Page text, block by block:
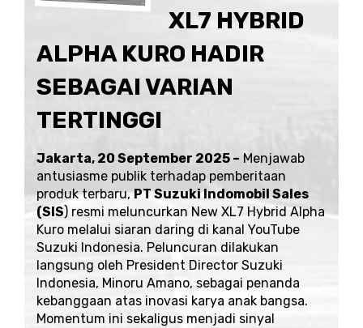
XL7 HYBRID
ALPHA KURO HADIR
SEBAGAI VARIAN
TERTINGGI
Jakarta, 20 September 2025 – Menjawab
antusiasme publik terhadap pemberitaan
produk terbaru,PT Suzuki Indomobil Sales
(SIS) resmi meluncurkan New XL7 Hybrid Alpha
Kuro melalui siaran daring di kanal YouTube
Suzuki Indonesia. Peluncuran dilakukan
langsung oleh President Director Suzuki
Indonesia, Minoru Amano, sebagai penanda
kebanggaan atas inovasi karya anak bangsa.
Momentum ini sekaligus menjadi sinyal